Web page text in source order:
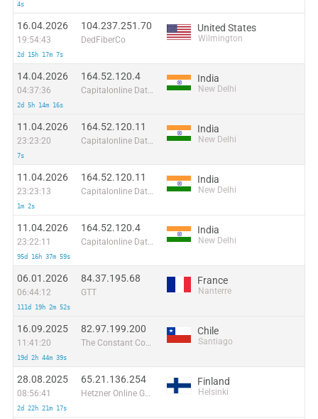
4s
16.04.2026
19:54:43
2d 15h 17m 7s
104.237.251.70
DedFiberCo
United States
Wilmington
14.04.2026
04:37:36
2d 5h 14m 16s
164.52.120.4
Capitalonline Data Service (HK) Co
India
New Delhi
11.04.2026
23:23:20
7s
164.52.120.11
Capitalonline Data Service (HK) Co
India
New Delhi
11.04.2026
23:23:13
1m 2s
164.52.120.11
Capitalonline Data Service (HK) Co
India
New Delhi
11.04.2026
23:22:11
95d 16h 37m 59s
164.52.120.4
Capitalonline Data Service (HK) Co
India
New Delhi
06.01.2026
06:44:12
111d 19h 2m 52s
84.37.195.68
GTT
France
Nanterre
16.09.2025
11:41:20
19d 2h 44m 39s
82.97.199.200
The Constant Company, LLC
Chile
Santiago
28.08.2025
08:56:41
2d 22h 21m 17s
65.21.136.254
Hetzner Online GmbH
Finland
Helsinki